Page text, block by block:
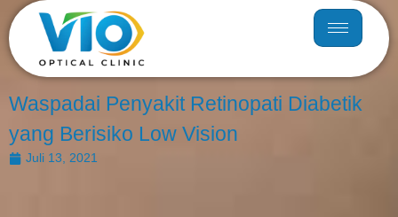
Waspadai Penyakit Retinopati Diabetik
yang Berisiko Low Vision
Juli 13, 2021